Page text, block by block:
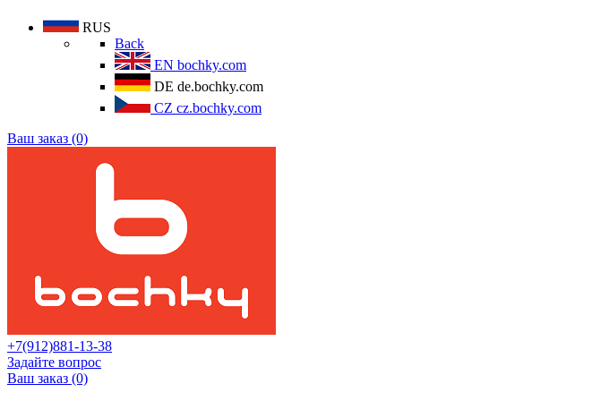
RUS
Back
EN bochky.com
DE de.bochky.com
CZ cz.bochky.com
Ваш заказ (0)
+7(912)881-13-38
Задайте вопрос
Ваш заказ (0)